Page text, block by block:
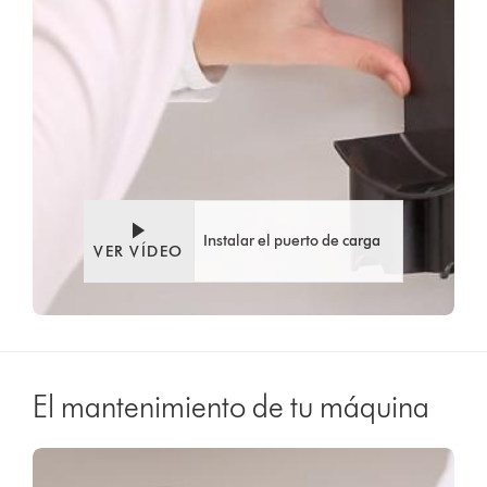
VER VÍDEO
Instalar el puerto de carga
El mantenimiento de tu máquina